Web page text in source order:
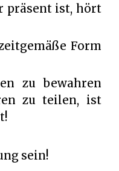
präsent ist, hört
Form
zu bewahren
zu teilen, ist
sein!